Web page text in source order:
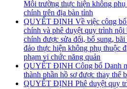
Môi trường thực hiện không
chính trên địa bàn tỉnh
QUYẾT ĐỊNH Về việc công bố
chính và phê duyệt quy trình
chính được sửa đổi, bổ sung,
đảo thực hiện không phụ thuộc
phạm vi chức năng quản
QUYẾT ĐỊNH Công bố Danh
thành phần hồ sơ được thay thế
QUYẾT ĐỊNH Phê duyệt quy